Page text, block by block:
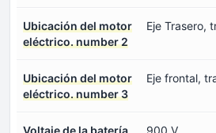
Ubicación del motor
eléctrico. number 2
Eje Trasero,
Ubicación del motor
eléctrico. number 3
Eje frontal,